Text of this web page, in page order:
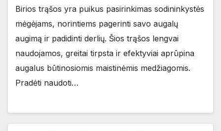
Birios trąšos yra puikus pasirinkimas sodininkystės
mėgėjams, norintiems pagerinti savo augalų
augimą ir padidinti derlių. Šios trąšos lengvai
naudojamos, greitai tirpsta ir efektyviai aprūpina
augalus būtinosiomis maistinėmis medžiagomis.
Pradėti naudoti…